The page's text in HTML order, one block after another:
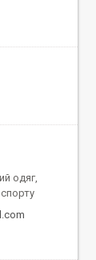
одяг,